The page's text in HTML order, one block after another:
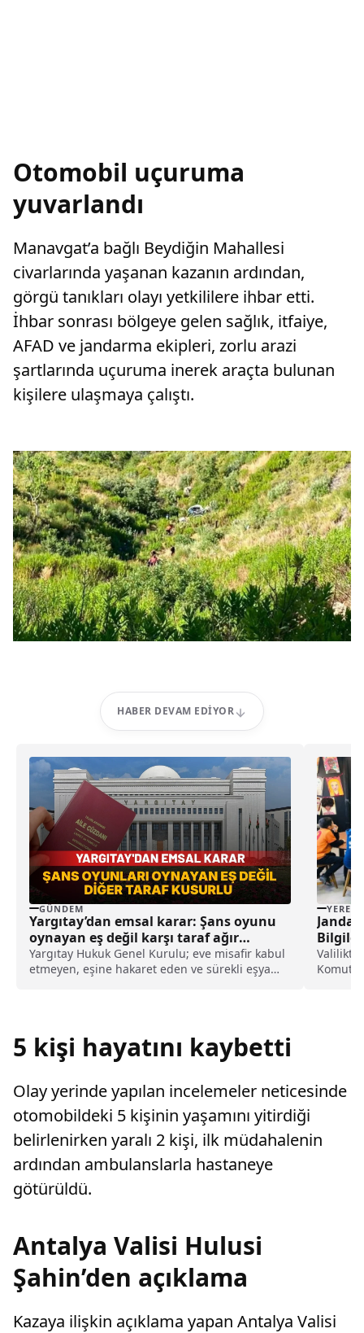
Otomobil uçuruma
yuvarlandı
Manavgat’a bağlı Beydiğin Mahallesi
civarlarında yaşanan kazanın ardından,
görgü tanıkları olayı yetkililere ihbar etti.
İhbar sonrası bölgeye gelen sağlık, itfaiye,
AFAD ve jandarma ekipleri, zorlu arazi
şartlarında uçuruma inerek araçta bulunan
kişilere ulaşmaya çalıştı.
HABER DEVAM EDIYOR
GÜNDEM
Yargıtay’dan emsal karar: Şans oyunu
oynayan eş değil karşı taraf ağır
kusurlu sayıldı
Yargıtay Hukuk Genel Kurulu; eve misafir kabul
etmeyen, eşine hakaret eden ve sürekli eşya
YEREL
Ediyor
5 kişi hayatını kaybetti
Olay yerinde yapılan incelemeler neticesinde
otomobildeki 5 kişinin yaşamını yitirdiği
belirlenirken yaralı 2 kişi, ilk müdahalenin
ardından ambulanslarla hastaneye
götürüldü.
Antalya Valisi Hulusi
Şahin’den açıklama
Kazaya ilişkin açıklama yapan Antalya Valisi